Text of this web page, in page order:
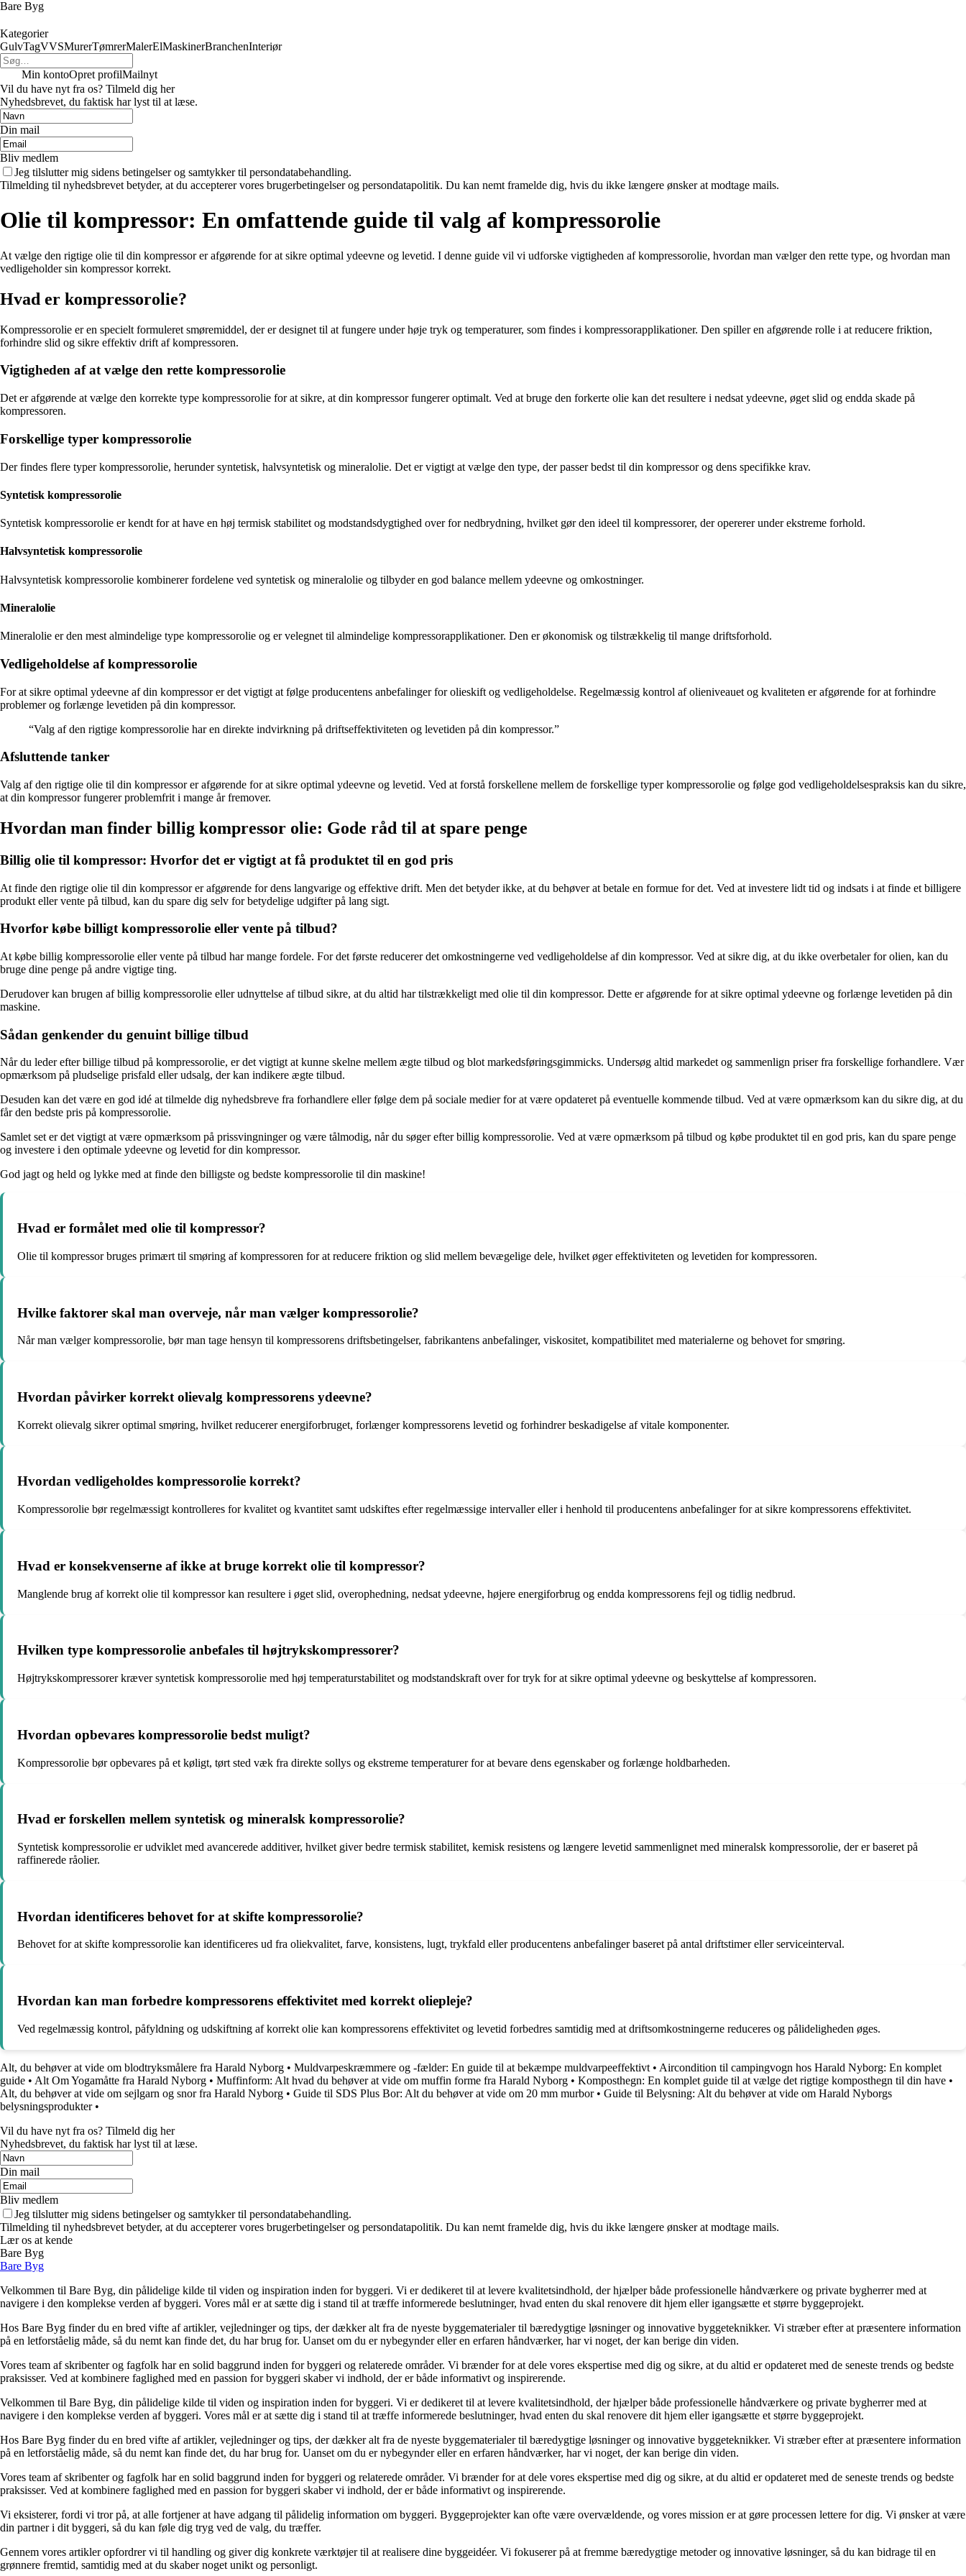
Bare Byg
Kategorier
GulvTagVVSMurerTømrerMalerElMaskinerBranchenInteriør
Min kontoOpret profilMailnyt
Vil du have nyt fra os? Tilmeld dig her
Nyhedsbrevet, du faktisk har lyst til at læse.
Din mail
Bliv medlem
Jeg tilslutter mig sidens betingelser og samtykker til persondatabehandling.
Tilmelding til nyhedsbrevet betyder, at du accepterer vores brugerbetingelser og persondatapolitik. Du kan nemt framelde dig, hvis du ikke længere ønsker at modtage mails.
Olie til kompressor: En omfattende guide til valg af kompressorolie
At vælge den rigtige olie til din kompressor er afgørende for at sikre optimal ydeevne og levetid. I denne guide vil vi udforske vigtigheden af kompressorolie, hvordan man vælger den rette type, og hvordan man
vedligeholder sin kompressor korrekt.
Hvad er kompressorolie?
Kompressorolie er en specielt formuleret smøremiddel, der er designet til at fungere under høje tryk og temperaturer, som findes i kompressorapplikationer. Den spiller en afgørende rolle i at reducere friktion,
forhindre slid og sikre effektiv drift af kompressoren.
Vigtigheden af at vælge den rette kompressorolie
Det er afgørende at vælge den korrekte type kompressorolie for at sikre, at din kompressor fungerer optimalt. Ved at bruge den forkerte olie kan det resultere i nedsat ydeevne, øget slid og endda skade på
kompressoren.
Forskellige typer kompressorolie
Der findes flere typer kompressorolie, herunder syntetisk, halvsyntetisk og mineralolie. Det er vigtigt at vælge den type, der passer bedst til din kompressor og dens specifikke krav.
Syntetisk kompressorolie
Syntetisk kompressorolie er kendt for at have en høj termisk stabilitet og modstandsdygtighed over for nedbrydning, hvilket gør den ideel til kompressorer, der opererer under ekstreme forhold.
Halvsyntetisk kompressorolie
Halvsyntetisk kompressorolie kombinerer fordelene ved syntetisk og mineralolie og tilbyder en god balance mellem ydeevne og omkostninger.
Mineralolie
Mineralolie er den mest almindelige type kompressorolie og er velegnet til almindelige kompressorapplikationer. Den er økonomisk og tilstrækkelig til mange driftsforhold.
Vedligeholdelse af kompressorolie
For at sikre optimal ydeevne af din kompressor er det vigtigt at følge producentens anbefalinger for olieskift og vedligeholdelse. Regelmæssig kontrol af olieniveauet og kvaliteten er afgørende for at forhindre
problemer og forlænge levetiden på din kompressor.
“Valg af den rigtige kompressorolie har en direkte indvirkning på driftseffektiviteten og levetiden på din kompressor.”
Afsluttende tanker
Valg af den rigtige olie til din kompressor er afgørende for at sikre optimal ydeevne og levetid. Ved at forstå forskellene mellem de forskellige typer kompressorolie og følge god vedligeholdelsespraksis kan du sikre,
at din kompressor fungerer problemfrit i mange år fremover.
Hvordan man finder billig kompressor olie: Gode råd til at spare penge
Billig olie til kompressor: Hvorfor det er vigtigt at få produktet til en god pris
At finde den rigtige olie til din kompressor er afgørende for dens langvarige og effektive drift. Men det betyder ikke, at du behøver at betale en formue for det. Ved at investere lidt tid og indsats i at finde et billigere
produkt eller vente på tilbud, kan du spare dig selv for betydelige udgifter på lang sigt.
Hvorfor købe billigt kompressorolie eller vente på tilbud?
At købe billig kompressorolie eller vente på tilbud har mange fordele. For det første reducerer det omkostningerne ved vedligeholdelse af din kompressor. Ved at sikre dig, at du ikke overbetaler for olien, kan du
bruge dine penge på andre vigtige ting.
Derudover kan brugen af billig kompressorolie eller udnyttelse af tilbud sikre, at du altid har tilstrækkeligt med olie til din kompressor. Dette er afgørende for at sikre optimal ydeevne og forlænge levetiden på din
maskine.
Sådan genkender du genuint billige tilbud
Når du leder efter billige tilbud på kompressorolie, er det vigtigt at kunne skelne mellem ægte tilbud og blot markedsføringsgimmicks. Undersøg altid markedet og sammenlign priser fra forskellige forhandlere. Vær
opmærksom på pludselige prisfald eller udsalg, der kan indikere ægte tilbud.
Desuden kan det være en god idé at tilmelde dig nyhedsbreve fra forhandlere eller følge dem på sociale medier for at være opdateret på eventuelle kommende tilbud. Ved at være opmærksom kan du sikre dig, at du
får den bedste pris på kompressorolie.
Samlet set er det vigtigt at være opmærksom på prissvingninger og være tålmodig, når du søger efter billig kompressorolie. Ved at være opmærksom på tilbud og købe produktet til en god pris, kan du spare penge
og investere i den optimale ydeevne og levetid for din kompressor.
God jagt og held og lykke med at finde den billigste og bedste kompressorolie til din maskine!
Hvad er formålet med olie til kompressor?
Olie til kompressor bruges primært til smøring af kompressoren for at reducere friktion og slid mellem bevægelige dele, hvilket øger effektiviteten og levetiden for kompressoren.
Hvilke faktorer skal man overveje, når man vælger kompressorolie?
Når man vælger kompressorolie, bør man tage hensyn til kompressorens driftsbetingelser, fabrikantens anbefalinger, viskositet, kompatibilitet med materialerne og behovet for smøring.
Hvordan påvirker korrekt olievalg kompressorens ydeevne?
Korrekt olievalg sikrer optimal smøring, hvilket reducerer energiforbruget, forlænger kompressorens levetid og forhindrer beskadigelse af vitale komponenter.
Hvordan vedligeholdes kompressorolie korrekt?
Kompressorolie bør regelmæssigt kontrolleres for kvalitet og kvantitet samt udskiftes efter regelmæssige intervaller eller i henhold til producentens anbefalinger for at sikre kompressorens effektivitet.
Hvad er konsekvenserne af ikke at bruge korrekt olie til kompressor?
Manglende brug af korrekt olie til kompressor kan resultere i øget slid, overophedning, nedsat ydeevne, højere energiforbrug og endda kompressorens fejl og tidlig nedbrud.
Hvilken type kompressorolie anbefales til højtrykskompressorer?
Højtrykskompressorer kræver syntetisk kompressorolie med høj temperaturstabilitet og modstandskraft over for tryk for at sikre optimal ydeevne og beskyttelse af kompressoren.
Hvordan opbevares kompressorolie bedst muligt?
Kompressorolie bør opbevares på et køligt, tørt sted væk fra direkte sollys og ekstreme temperaturer for at bevare dens egenskaber og forlænge holdbarheden.
Hvad er forskellen mellem syntetisk og mineralsk kompressorolie?
Syntetisk kompressorolie er udviklet med avancerede additiver, hvilket giver bedre termisk stabilitet, kemisk resistens og længere levetid sammenlignet med mineralsk kompressorolie, der er baseret på
raffinerede råolier.
Hvordan identificeres behovet for at skifte kompressorolie?
Behovet for at skifte kompressorolie kan identificeres ud fra oliekvalitet, farve, konsistens, lugt, trykfald eller producentens anbefalinger baseret på antal driftstimer eller serviceinterval.
Hvordan kan man forbedre kompressorens effektivitet med korrekt oliepleje?
Ved regelmæssig kontrol, påfyldning og udskiftning af korrekt olie kan kompressorens effektivitet og levetid forbedres samtidig med at driftsomkostningerne reduceres og pålideligheden øges.
Alt, du behøver at vide om blodtryksmålere fra Harald Nyborg • Muldvarpeskræmmere og -fælder: En guide til at bekæmpe muldvarpeeffektivt • Aircondition til campingvogn hos Harald Nyborg: En komplet
guide • Alt Om Yogamåtte fra Harald Nyborg • Muffinform: Alt hvad du behøver at vide om muffin forme fra Harald Nyborg • Komposthegn: En komplet guide til at vælge det rigtige komposthegn til din have •
Alt, du behøver at vide om sejlgarn og snor fra Harald Nyborg • Guide til SDS Plus Bor: Alt du behøver at vide om 20 mm murbor• Guide til Belysning: Alt du behøver at vide om Harald Nyborgs
belysningsprodukter•
Vil du have nyt fra os? Tilmeld dig her
Nyhedsbrevet, du faktisk har lyst til at læse.
Din mail
Bliv medlem
Jeg tilslutter mig sidens betingelser og samtykker til persondatabehandling.
Tilmelding til nyhedsbrevet betyder, at du accepterer vores brugerbetingelser og persondatapolitik. Du kan nemt framelde dig, hvis du ikke længere ønsker at modtage mails.
Lær os at kende
Bare Byg
Bare Byg
Velkommen til Bare Byg, din pålidelige kilde til viden og inspiration inden for byggeri. Vi er dedikeret til at levere kvalitetsindhold, der hjælper både professionelle håndværkere og private bygherrer med at
navigere i den komplekse verden af byggeri. Vores mål er at sætte dig i stand til at træffe informerede beslutninger, hvad enten du skal renovere dit hjem eller igangsætte et større byggeprojekt.
Hos Bare Byg finder du en bred vifte af artikler, vejledninger og tips, der dækker alt fra de nyeste byggematerialer til bæredygtige løsninger og innovative byggeteknikker. Vi stræber efter at præsentere information
på en letforståelig måde, så du nemt kan finde det, du har brug for. Uanset om du er nybegynder eller en erfaren håndværker, har vi noget, der kan berige din viden.
Vores team af skribenter og fagfolk har en solid baggrund inden for byggeri og relaterede områder. Vi brænder for at dele vores ekspertise med dig og sikre, at du altid er opdateret med de seneste trends og bedste
praksisser. Ved at kombinere faglighed med en passion for byggeri skaber vi indhold, der er både informativt og inspirerende.
Velkommen til Bare Byg, din pålidelige kilde til viden og inspiration inden for byggeri. Vi er dedikeret til at levere kvalitetsindhold, der hjælper både professionelle håndværkere og private bygherrer med at
navigere i den komplekse verden af byggeri. Vores mål er at sætte dig i stand til at træffe informerede beslutninger, hvad enten du skal renovere dit hjem eller igangsætte et større byggeprojekt.
Hos Bare Byg finder du en bred vifte af artikler, vejledninger og tips, der dækker alt fra de nyeste byggematerialer til bæredygtige løsninger og innovative byggeteknikker. Vi stræber efter at præsentere information
på en letforståelig måde, så du nemt kan finde det, du har brug for. Uanset om du er nybegynder eller en erfaren håndværker, har vi noget, der kan berige din viden.
Vores team af skribenter og fagfolk har en solid baggrund inden for byggeri og relaterede områder. Vi brænder for at dele vores ekspertise med dig og sikre, at du altid er opdateret med de seneste trends og bedste
praksisser. Ved at kombinere faglighed med en passion for byggeri skaber vi indhold, der er både informativt og inspirerende.
Vi eksisterer, fordi vi tror på, at alle fortjener at have adgang til pålidelig information om byggeri. Byggeprojekter kan ofte være overvældende, og vores mission er at gøre processen lettere for dig. Vi ønsker at være
din partner i dit byggeri, så du kan føle dig tryg ved de valg, du træffer.
Gennem vores artikler opfordrer vi til handling og giver dig konkrete værktøjer til at realisere dine byggeidéer. Vi fokuserer på at fremme bæredygtige metoder og innovative løsninger, så du kan bidrage til en
grønnere fremtid, samtidig med at du skaber noget unikt og personligt.